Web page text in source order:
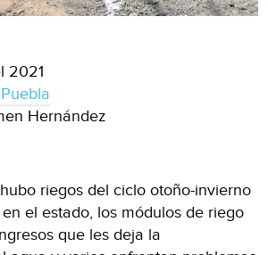
2021
Hernández
riegos del ciclo otoño-invierno
el estado, los módulos de riego
que les deja la